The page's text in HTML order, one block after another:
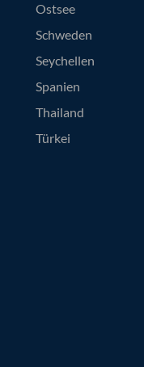
Ostsee
Schweden
Seychellen
Spanien
Thailand
Türkei